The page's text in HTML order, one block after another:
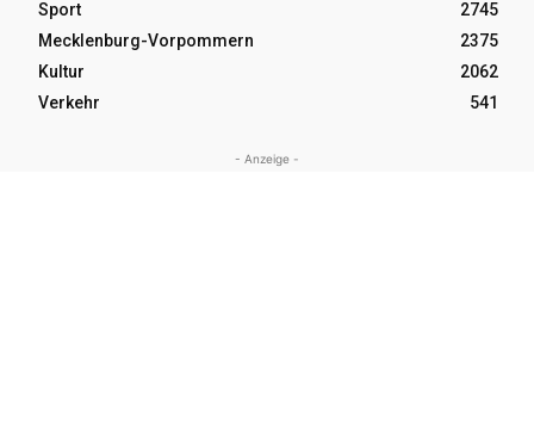
Sport
2745
Mecklenburg-Vorpommern
2375
Kultur
2062
Verkehr
541
- Anzeige -